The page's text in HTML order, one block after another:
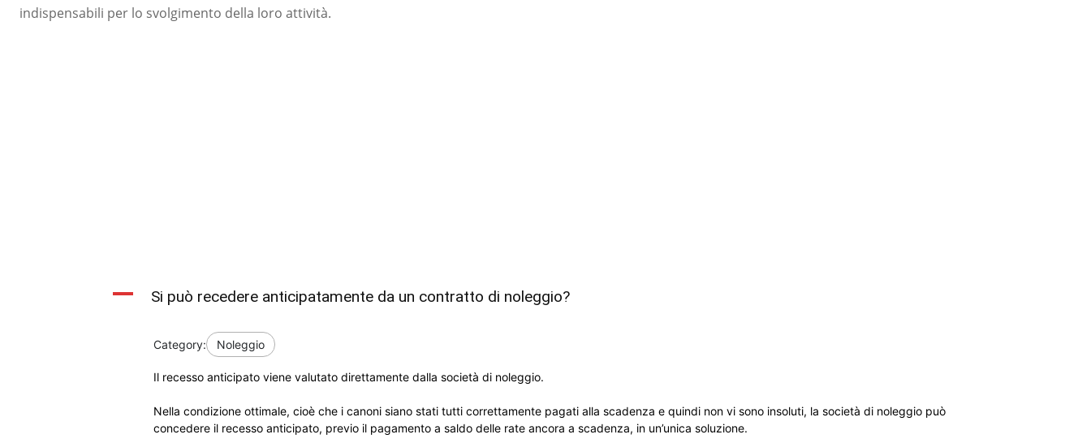
indispensabili per lo svolgimento della loro attività.
A Si può recedere anticipatamente da un contratto di noleggio?
Category: Noleggio
Il recesso anticipato viene valutato direttamente dalla società di noleggio.
Nella condizione ottimale, cioè che i canoni siano stati tutti correttamente pagati alla scadenza e quindi non vi sono insoluti, la società di noleggio può
concedere il recesso anticipato, previo il pagamento a saldo delle rate ancora a scadenza, in un’unica soluzione.